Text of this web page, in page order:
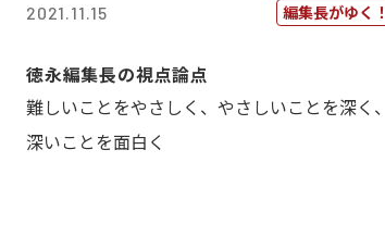
2021.11.15 編集長がゆく！
徳永編集長の視点論点
難しいことをやさしく、やさしいことを深く、
深いことを面白く